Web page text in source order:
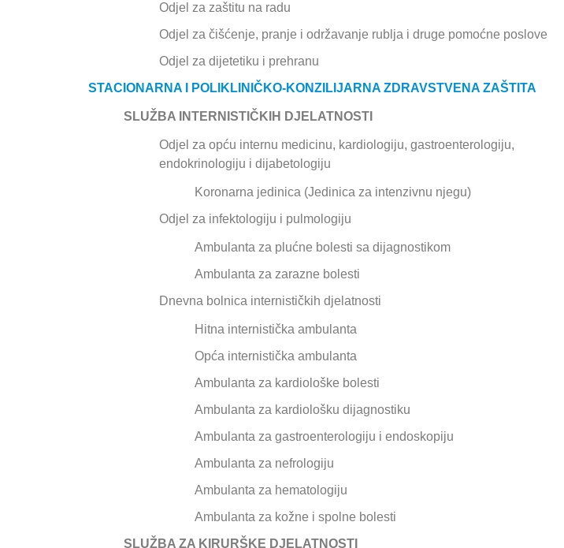
Odjel za zaštitu na radu
Odjel za čišćenje, pranje i održavanje rublja i druge pomoćne poslove
Odjel za dijetetiku i prehranu
STACIONARNA I POLIKLINIČKO-KONZILIJARNA ZDRAVSTVENA ZAŠTITA
SLUŽBA INTERNISTIČKIH DJELATNOSTI
Odjel za opću internu medicinu, kardiologiju, gastroenterologiju,
endokrinologiju i dijabetologiju
Koronarna jedinica (Jedinica za intenzivnu njegu)
Odjel za infektologiju i pulmologiju
Ambulanta za plućne bolesti sa dijagnostikom
Ambulanta za zarazne bolesti
Dnevna bolnica internističkih djelatnosti
Hitna internistička ambulanta
Opća internistička ambulanta
Ambulanta za kardiološke bolesti
Ambulanta za kardiološku dijagnostiku
Ambulanta za gastroenterologiju i endoskopiju
Ambulanta za nefrologiju
Ambulanta za hematologiju
Ambulanta za kožne i spolne bolesti
SLUŽBA ZA KIRURŠKE DJELATNOSTI